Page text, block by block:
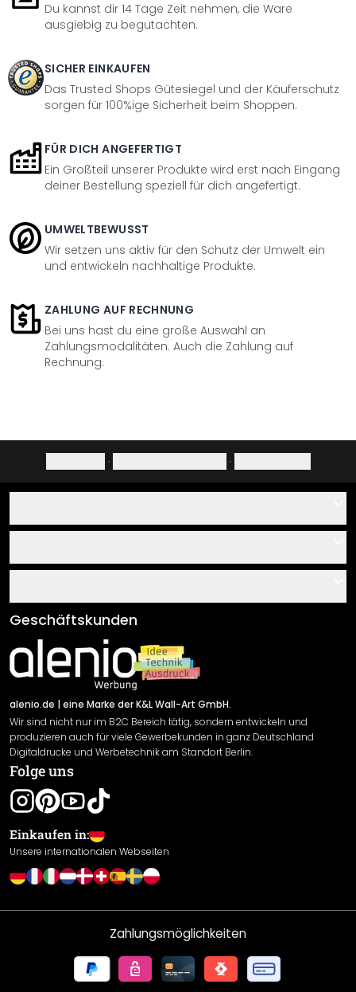
Du kannst dir 14 Tage Zeit nehmen, die Ware
ausgiebig zu begutachten.
SICHER EINKAUFEN
Das Trusted Shops Gütesiegel und der Käuferschutz
sorgen für 100%ige Sicherheit beim Shoppen.
FÜR DICH ANGEFERTIGT
Ein Großteil unserer Produkte wird erst nach Eingang
deiner Bestellung speziell für dich angefertigt.
UMWELTBEWUSST
Wir setzen uns aktiv für den Schutz der Umwelt ein
und entwickeln nachhaltige Produkte.
ZAHLUNG AUF RECHNUNG
Bei uns hast du eine große Auswahl an
Zahlungsmodalitäten. Auch die Zahlung auf
Rechnung.
· ·
Über uns
Klebe- und Montageanleitungen
Newsletter An-/Abmeldung
Sendungsverfolgung
AGB
Impressum
Versand & Zahlung
Rücksendung
Widerrufsrecht
Datenschutzerklärung
Gewährleistung
Leistungserklärung / CE-Zeichen
Cookie Einstellungen
Geschäftskunden
alenio.de | eine Marke der K&L Wall-Art GmbH.
Wir sind nicht nur im B2C Bereich tätig, sondern entwickeln und
produzieren auch für viele Gewerbekunden in ganz Deutschland
Digitaldrucke und Werbetechnik am Standort Berlin.
Folge uns
Einkaufen in:
Unsere internationalen Webseiten
Zahlungsmöglichkeiten